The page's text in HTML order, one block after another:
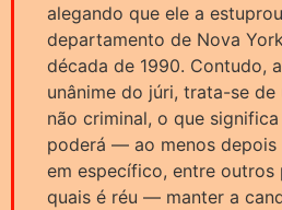
alegando que ele a
departamento de Nova
década de 1990. Contudo,
unânime do júri, trata-se
não criminal, o que
poderá — ao menos depois
em específico, entre outros
quais é réu — manter a